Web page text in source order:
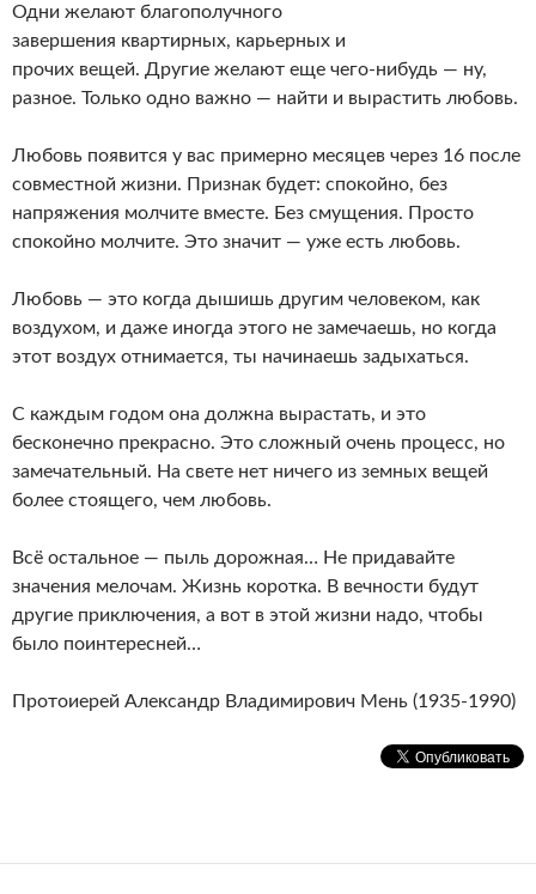
Одни желают благополучного
завершения квартирных, карьерных и
прочих вещей. Другие желают еще чего-нибудь — ну,
разное. Только одно важно — найти и вырастить любовь.
Любовь появится у вас примерно месяцев через 16 после
совместной жизни. Признак будет: спокойно, без
напряжения молчите вместе. Без смущения. Просто
спокойно молчите. Это значит — уже есть любовь.
Любовь — это когда дышишь другим человеком, как
воздухом, и даже иногда этого не замечаешь, но когда
этот воздух отнимается, ты начинаешь задыхаться.
С каждым годом она должна вырастать, и это
бесконечно прекрасно. Это сложный очень процесс, но
замечательный. На свете нет ничего из земных вещей
более стоящего, чем любовь.
Всё остальное — пыль дорожная… Не придавайте
значения мелочам. Жизнь коротка. В вечности будут
другие приключения, а вот в этой жизни надо, чтобы
было поинтересней…
Протоиерей Александр Владимирович Мень (1935-1990)